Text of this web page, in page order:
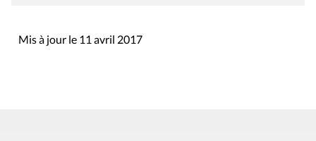
Mis à jour le 11 avril 2017